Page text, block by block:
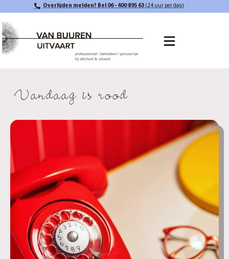
Overlijden melden? Bel 06 - 400 895 63(24 uur per dag)
Vandaag is rood